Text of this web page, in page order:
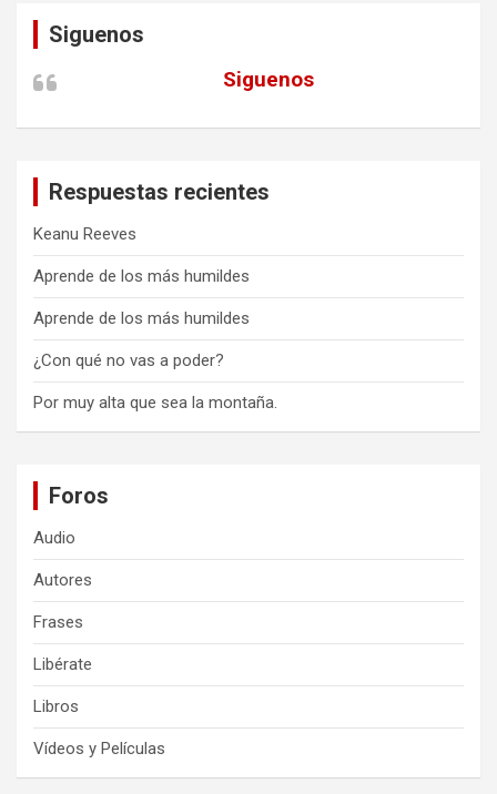
Siguenos
Siguenos
Respuestas recientes
Keanu Reeves
Aprende de los más humildes
Aprende de los más humildes
¿Con qué no vas a poder?
Por muy alta que sea la montaña.
Foros
Audio
Autores
Frases
Libérate
Libros
Vídeos y Películas